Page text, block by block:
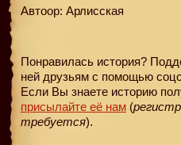
Автоор: Арлисская
Понравилась история?
ней друзьям с помощью
Если Вы знаете историю
присылайте её нам (
требуется).